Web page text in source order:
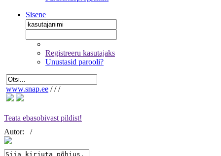
Sisene
Registreeru kasutajaks
Unustasid parooli?
www.snap.ee / / /
Teata ebasobivast pildist!
Autor:
/